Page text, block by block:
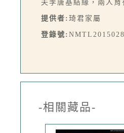
夫李唐基結緣，兩人育
提供者: 琦君家屬
登錄號:
-相關藏品-